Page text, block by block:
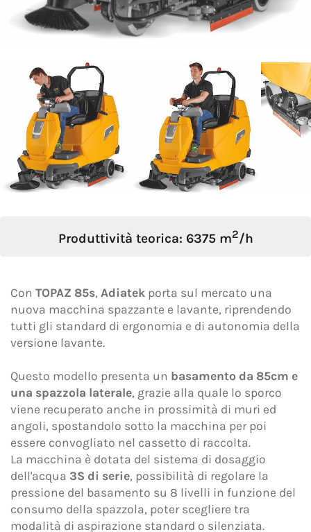
Con TOPAZ 85s, Adiatek porta sul mercato una
nuova macchina spazzante e lavante, riprendendo
tutti gli standard di ergonomia e di autonomia della
versione lavante.
Questo modello presenta un basamento da 85cm e
una spazzola laterale, grazie alla quale lo sporco
viene recuperato anche in prossimità di muri ed
angoli, spostandolo sotto la macchina per poi
essere convogliato nel cassetto di raccolta.
La macchina è dotata del sistema di dosaggio
dell'acqua 3S di serie, possibilità di regolare la
pressione del basamento su 8 livelli in funzione del
consumo della spazzola, poter scegliere tra
modalità di aspirazione standard o silenziata.
Produttività teorica: 6375 m2/h
Azienda
Oggetto *
Dichiaro di aver preso visione dell'Informativa
privacyresa ai sensi del Regolamento EU 2016/679
(GDPR).
Accetto *
Acconsento al trattamento dei dati personali per le